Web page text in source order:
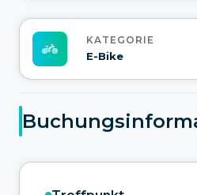
KATEGORIE
E-Bike